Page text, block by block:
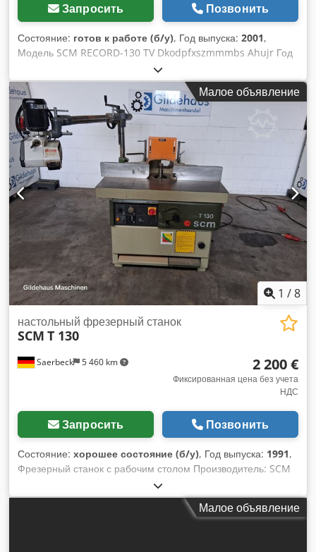
Запросить Позвонить
Состояние: готов к работе (б/у), Год выпуска: 2001,
Модель SCM RECORD-130 TV Dkodpfxszmmmbs Ahujr Год
выпуска 2001 Рабочий стол: 2930x1245 мм Шпиндель
HSK63F, мощность 11 кВт Векторная ось Лазер для
позиционирования присосок 4 подъемных устройства
Транспортер для стружки 12 сменных устройств для
инструмента Фрезерный шпиндель для изготовления
корпусов или для пиления Сверлильный модуль F18
Зажимные приспособления
Малое объявление
1 /8
Saerbeck 5 460 km
настольный фрезерный станок
SCM T 130
2 200 €
Фиксированная цена без учета
НДС
Запросить Позвонить
Состояние: хорошее состояние (б/у), Год выпуска: 1991,
Фрезерный станок с рабочим столом Производитель: SCM
Djdpszhlrrsfx Ahujkr Модель: T 130 Год выпуска: 1991
Стол: 1200 x 730 мм Мощность: 4 кВт Шпиндель: 30 мм
Левое/правое вращение Включая автоподачуМалое объявление